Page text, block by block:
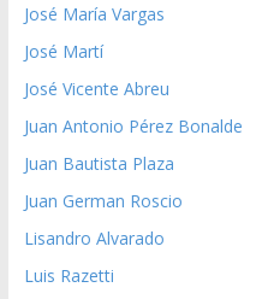
José María Vargas
José Martí
José Vicente Abreu
Juan Antonio Pérez Bonalde
Juan Bautista Plaza
Juan German Roscio
Lisandro Alvarado
Luis Razetti